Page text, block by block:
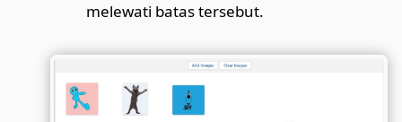
melewati batas tersebut.